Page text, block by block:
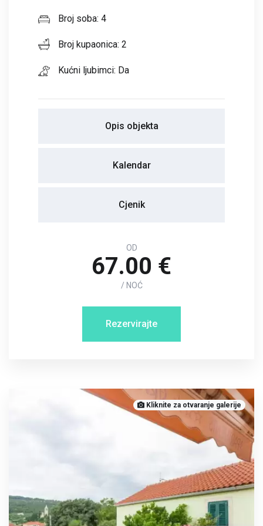
Broj soba: 4
Broj kupaonica: 2
Kućni ljubimci: Da
Opis objekta
Kalendar
Cjenik
OD
67.00 €
/ NOĆ
Rezervirajte
Kliknite za otvaranje galerije